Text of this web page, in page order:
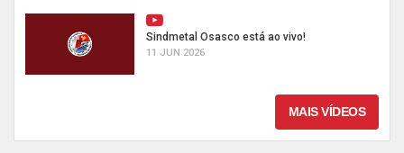
Sindmetal Osasco está ao vivo!
11 JUN 2026
MAIS VÍDEOS